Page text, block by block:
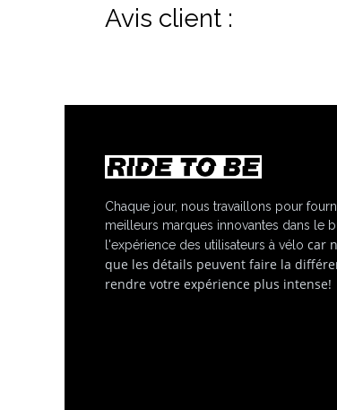
Avis client :
Chaque jour, nous travaillons pour
meilleurs marques innovantes dans le
l'expérience des utilisateurs à vélo car
que les détails peuvent faire la
rendre votre expérience plus intense!